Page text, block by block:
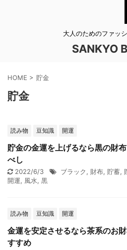
大人のためのファッ
SANKYO
HOME > 貯金
貯金
読み物 豆知識 開運
貯金の金運を上げるなら黒の財
べし
2022/6/3 ブラック, 財布, 貯蓄,
開運, 風水, 黒
読み物 豆知識 開運
金運を安定させるなら茶系のお
すすめ